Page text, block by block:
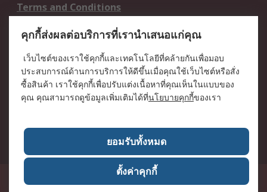
Terms and Conditions
เกี่ยวกับ RS / About RS
RS ทั่วโลก / RS
Worldwide
ข่าวประชาสัมพันธ์ / Press
Centre
บริษัทในเครือ RS /
วิธีการชำระเงิน /
เกี่ยวกับ RS / About RS
อาชีพที่ RS / Careers
50 GMM Grammy Place, 19th Floor, Unit 1901-1904, Sukhumvit 21 Road
(Asoke), Klongtoey Nua, Wattana, Bangkok, Thailand 10110RS
คุกกี้ส่งผลต่อบริการที่เรานำเสนอแก่คุณ
เว็บไซต์ของเราใช้คุกกี้และเทคโนโลยีที่คล้ายกันเพื่อมอบ
ประสบการณ์ด้านการบริการให้ดีขึ้นเมื่อคุณใช้เว็บไซต์หรือสั่ง
ซื้อสินค้า เราใช้คุกกี้เพื่อปรับแต่งเนื้อหาที่คุณเห็นในแบบของ
คุณ คุณสามารถดูข้อมูลเพิ่มเติมได้ที่นโยบายคุกกี้ของเรา
ยอมรับทั้งหมด
ตั้งค่าคุกกี้